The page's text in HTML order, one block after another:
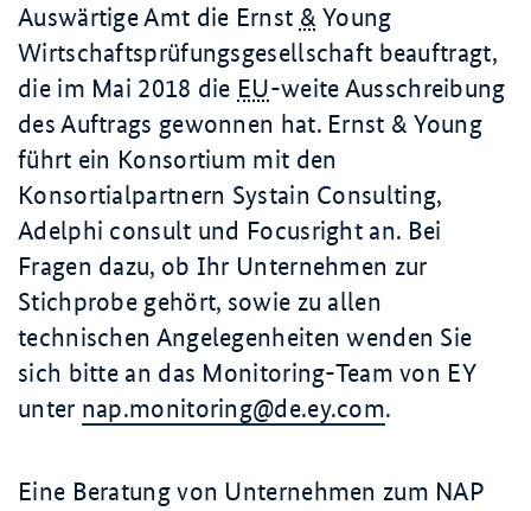
Auswärtige Amt die Ernst & Young
Wirtschaftsprüfungsgesellschaft beauftragt,
die im Mai 2018 die EU-weite Ausschreibung
des Auftrags gewonnen hat. Ernst & Young
führt ein Konsortium mit den
Konsortialpartnern Systain Consulting,
Adelphi consult und Focusright an. Bei
Fragen dazu, ob Ihr Unternehmen zur
Stichprobe gehört, sowie zu allen
technischen Angelegenheiten wenden Sie
sich bitte an das Monitoring-Team von EY
unter nap.monitoring@de.ey.com.
Eine Beratung von Unternehmen zum NAP